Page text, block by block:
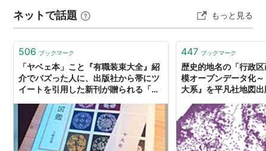
に、しかし容赦なく剥ぎ取っていく。 著者が冷徹に指摘
するのは、日本人が見つめている「親日台湾」と…
ネットで話題 もっと見る
506 ブックマーク
「ヤベェ本」こと『有職装束大全』紹
介でバズった人に、出版社から帯にツ
イートを引用した新刊が贈られる「あ
447 ブックマーク
歴史的地名の「行政
模オープンデータ化
大系』を平凡社地図
情報学研究所 /
Informatics